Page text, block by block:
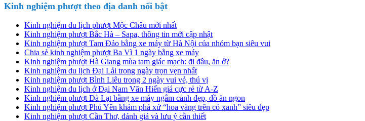
Kinh nghiệm phượt theo địa danh nổi bật
Kinh nghiệm du lịch phượt Mộc Châu mới nhất
Kinh nghiệm phượt Bắc Hà – Sapa, thông tin mới cập nhật
Kinh nghiệm phượt Tam Đảo bằng xe máy từ Hà Nội của nhóm bạn siêu vui
Chia sẻ kinh nghiệm phượt Ba Vì 1 ngày bằng xe máy
Kinh nghiệm phượt Hà Giang mùa tam giác mạch: đi đâu, ăn ở?
Kinh nghiệm du lịch Đại Lải trong ngày trọn vẹn nhất
Kinh nghiệm phượt Bình Liêu trong 2 ngày vui vẻ, thú vị
Kinh nghiệm du lịch ở Đại Nam Văn Hiến giá cực rẻ từ A-Z
Kinh nghiệm phượt Đà Lạt bằng xe máy ngắm cảnh đẹp, đồ ăn ngon
Kinh nghiệm phượt Phú Yên khám phá xứ “hoa vàng trên cỏ xanh” siêu đẹp
Kinh nghiệm phượt Cần Thơ, đánh giá và lưu ý cần thiết